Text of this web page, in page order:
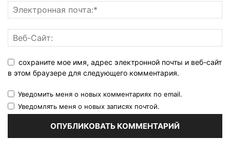
сохраните мое имя, адрес электронной почты и веб-сайт
в этом браузере для следующего комментария.
Уведомить меня о новых комментариях по email.
Уведомлять меня о новых записях почтой.